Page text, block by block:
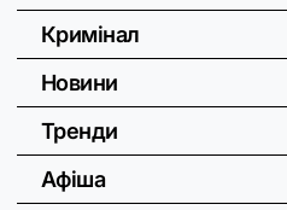
Кримінал
Новини
Тренди
Афіша